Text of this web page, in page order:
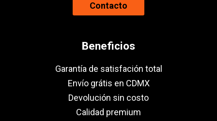
Contacto
Beneficios
Garantía de satisfación total
Envío grátis en CDMX
Devolución sin costo
Calidad premium